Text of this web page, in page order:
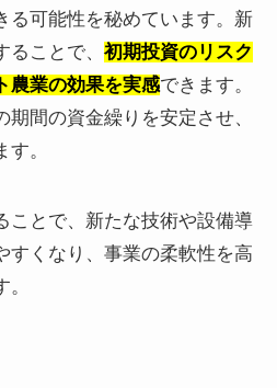
る可能性を秘めています。新
ことで、 初期投資のリスク
農業の効果を実感できます。
間の資金繰りを安定させ、
。
ことで、新たな技術や設備導
すくなり、事業の柔軟性を高